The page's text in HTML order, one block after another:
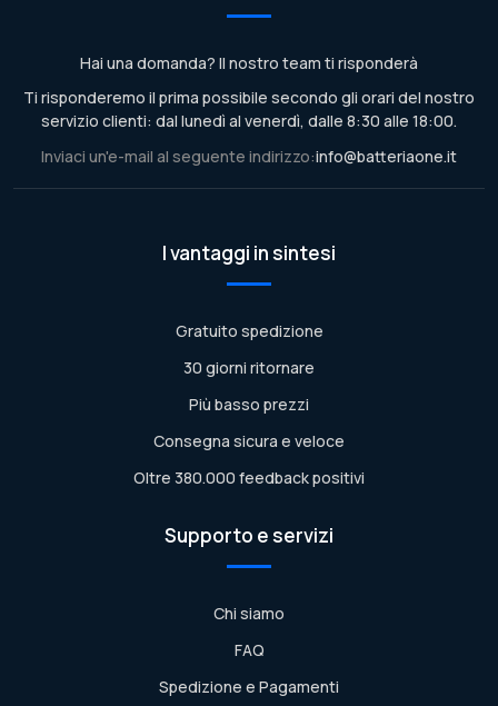
Hai una domanda? Il nostro team ti risponderà
Ti risponderemo il prima possibile secondo gli orari del nostro
servizio clienti: dal lunedì al venerdì, dalle 8:30 alle 18:00.
Inviaci un'e-mail al seguente indirizzo:info@batteriaone.it
I vantaggi in sintesi
Gratuito spedizione
30 giorni ritornare
Più basso prezzi
Consegna sicura e veloce
Oltre 380.000 feedback positivi
Supporto e servizi
Chi siamo
FAQ
Spedizione e Pagamenti